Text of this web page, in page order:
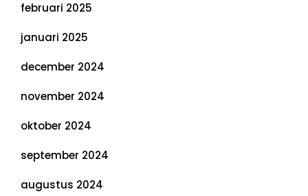
februari 2025
januari 2025
december 2024
november 2024
oktober 2024
september 2024
augustus 2024